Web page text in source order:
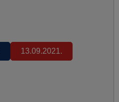
13.09.2021.